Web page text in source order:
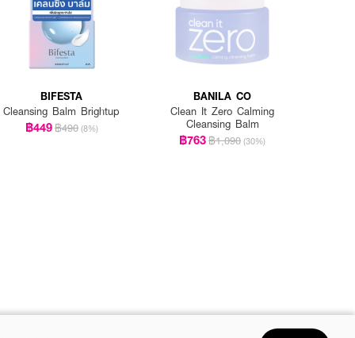
BIFESTA
Cleansing Balm Brightup
฿449฿490 (8%)
BANILA CO
Clean It Zero Calming
Cleansing Balm
฿763฿1,090 (30%)